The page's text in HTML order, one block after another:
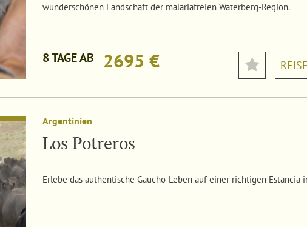
wunderschönen Landschaft der malariafreien Waterberg-Region.
8 TAGE AB 2695 €
Argentinien
Los Potreros
Erlebe das authentische Gaucho-Leben auf einer richtigen Estancia